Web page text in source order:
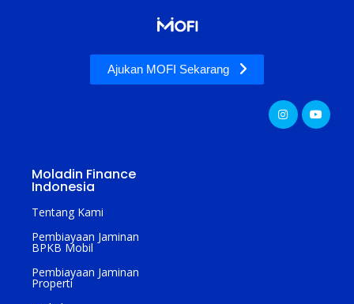
Ajukan MOFI Sekarang
Moladin Finance
Indonesia
Tentang Kami
Pembiayaan Jaminan
BPKB Mobil
Pembiayaan Jaminan
Properti